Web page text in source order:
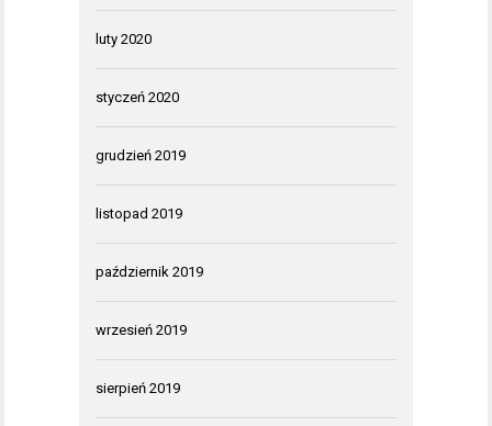
luty 2020
styczeń 2020
grudzień 2019
listopad 2019
październik 2019
wrzesień 2019
sierpień 2019